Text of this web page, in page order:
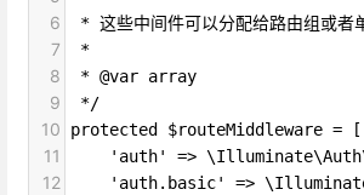
6 * 这些中间件可以分配给路由组或者
7 *
8 * @var array
9 */
10 protected $routeMiddleware = [
11
'auth' =>
12
'auth.basic' =>